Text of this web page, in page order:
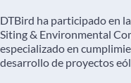
DTBird ha participado en
Siting & Environmental
especializado en
desarrollo de proyectos